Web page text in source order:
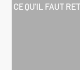
CE QU'IL FAUT